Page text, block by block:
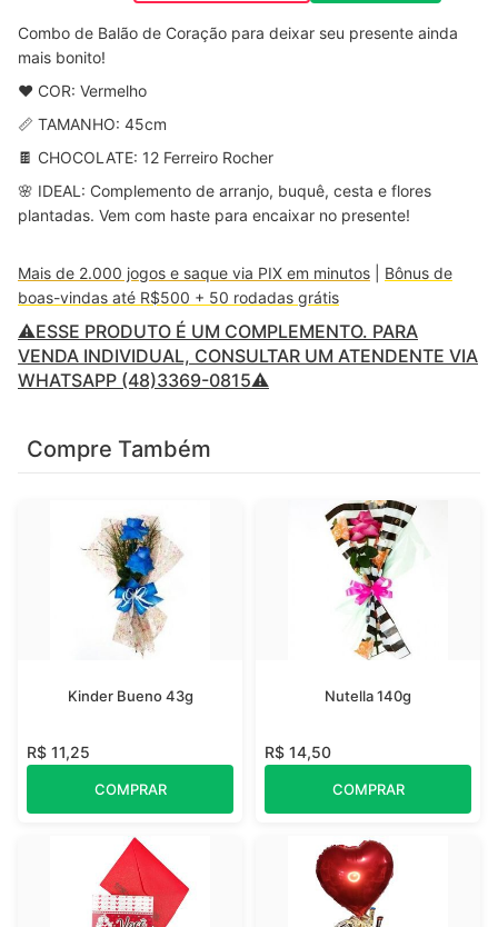
Combo de Balão de Coração para deixar seu presente ainda
mais bonito!
❤️ COR: Vermelho
📏 TAMANHO: 45cm
🍫 CHOCOLATE: 12 Ferreiro Rocher
🌸 IDEAL: Complemento de arranjo, buquê, cesta e flores
plantadas. Vem com haste para encaixar no presente!
Mais de 2.000 jogos e saque via PIX em minutos
Bônus de
boas-vindas até R$500 + 50 rodadas grátis
⚠️ESSE PRODUTO É UM COMPLEMENTO. PARA
VENDA INDIVIDUAL, CONSULTAR UM ATENDENTE VIA
WHATSAPP (48)3369-0815⚠️
Compre Também
Kinder Bueno 43g
R$ 11,25
COMPRAR
Nutella 140g
R$ 14,50
COMPRAR